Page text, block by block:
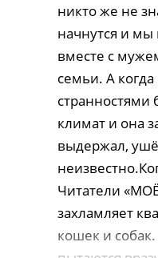
никто же не
начнутся и мы
вместе с
семьи. А
странностями
климат и она
выдержал,
Читатели
захламляет
кошек и